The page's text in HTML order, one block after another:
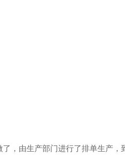
，由生产部门进行了排单生产